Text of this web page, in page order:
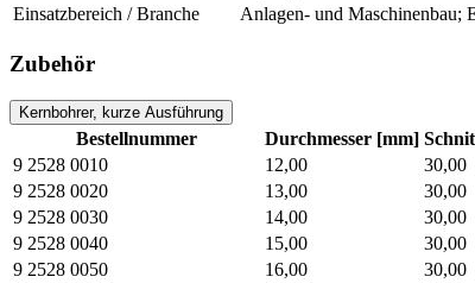
Einsatzbereich / Branche
Anlagen- und Maschinenbau;
Zubehör
Kernbohrer, kurze Ausführung
Bestellnummer Durchmesser [mm]
9 2528 0010
12,00 30,00
9 2528 0020
13,00 30,00
9 2528 0030
14,00 30,00
9 2528 0040
15,00 30,00
9 2528 0050
16,00 30,00